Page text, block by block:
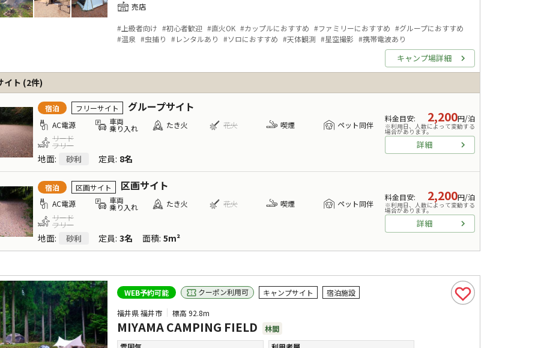
売店
# 上級者向け #初心者歓迎 #直火OK #カップルにおすすめ #ファミリーにおすすめ #グループにおすすめ
#温泉 #虫捕り #レンタルあり #ソロにおすすめ #天体観測 #星空撮影 #携帯電波あり
キャンプ場詳細
イト (2件)
宿泊 フリーサイト グループサイト
AC電源 車両
乗り入れ たき火 花火 喫煙
ペット同伴
リード
フリー
地面: 砂利 定員: 8名
料金目安: 2,200円/泊
※利用日、人数によって変動する
場合があります。
詳細
宿泊 区画サイト 区画サイト
AC電源 車両
乗り入れ たき火 花火 喫煙
ペット同伴
リード
フリー
地面: 砂利 定員: 3名 面積: 5m²
料金目安: 2,200円/泊
※利用日、人数によって変動する
場合があります。
詳細
WEB予約可能 クーポン利用可 キャンプサイト
宿泊施設
福井県 福井市
標高92.8m
MIYAMA CAMPING FIELD
林間